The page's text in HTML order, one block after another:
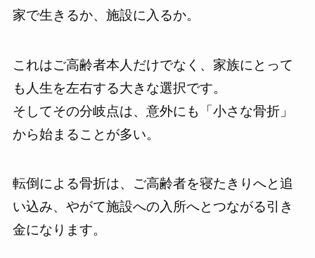
家で生きるか、施設に入るか。
これはご高齢者本人だけでなく、家族にとって
も人生を左右する大きな選択です。
そしてその分岐点は、意外にも「小さな骨折」
から始まることが多い。
転倒による骨折は、ご高齢者を寝たきりへと追
い込み、やがて施設への入所へとつながる引き
金になります。